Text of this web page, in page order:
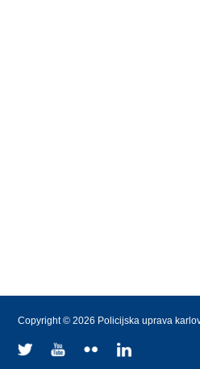
Copyright © 2026 Policijska uprava